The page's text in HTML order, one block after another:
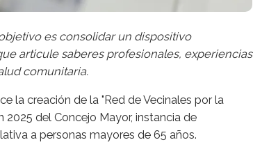
es consolidar un dispositivo
articule saberes profesionales, experiencias
comunitaria.
la creación de la "Red de Vecinales por la
2025 del Concejo Mayor, instancia de
a personas mayores de 65 años.